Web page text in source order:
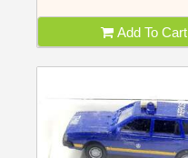
Add To Cart